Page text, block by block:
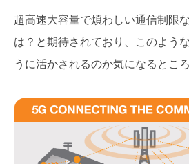
超高速大容量で煩わしい通信制限
は？と期待されており、このよう
うに活かされるのか気になるとこ